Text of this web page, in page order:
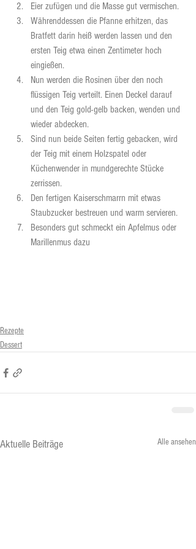
Eier zufügen und die Masse gut vermischen.
Währenddessen die Pfanne erhitzen, das
Bratfett darin heiß werden lassen und den
ersten Teig etwa einen Zentimeter hoch
eingießen.
Nun werden die Rosinen über den noch
flüssigen Teig verteilt. Einen Deckel darauf
und den Teig gold-gelb backen, wenden und
wieder abdecken.
Sind nun beide Seiten fertig gebacken, wird
der Teig mit einem Holzspatel oder
Küchenwender in mundgerechte Stücke
zerrissen.
Den fertigen Kaiserschmarrn mit etwas
Staubzucker bestreuen und warm servieren.
Besonders gut schmeckt ein Apfelmus oder
Marillenmus dazu
Rezepte
Dessert
Aktuelle Beiträge Alle ansehen